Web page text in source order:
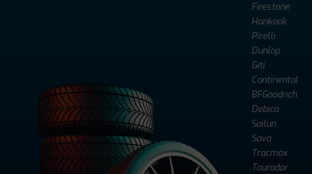
Firestone
Hankook
Pirelli
Dunlop
Giti
Continental
BFGoodrich
Debica
Sailun
Sava
Tracmax
Tourador